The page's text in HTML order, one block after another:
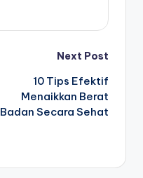
Next Post
10 Tips Efektif
Menaikkan Berat
Badan Secara Sehat